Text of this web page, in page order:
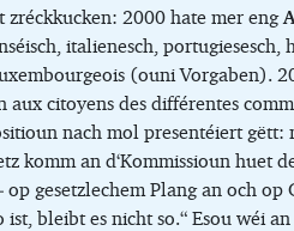
zréckkucken: 2000 hate mer eng
italienesch, portugiesesch,
(ouni Vorgaben).
citoyens des différentes
nach mol presentéiert gëtt:
komm an d‘Kommissioun huet
gesetzlechem Plang an och
bleibt es nicht so.“ Esou wéi